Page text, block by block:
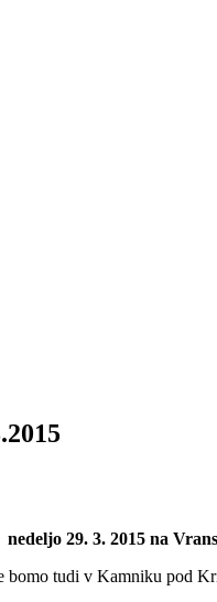
nedeljo 29. 3. 2015 na
bomo tudi v Kamniku pod